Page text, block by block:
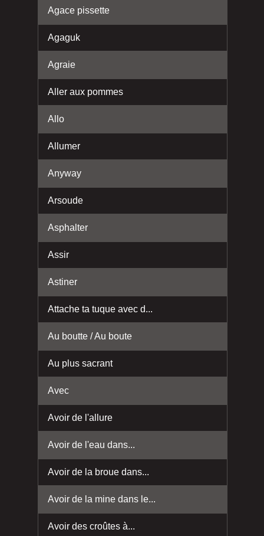
Agace pissette
Agaguk
Agraie
Aller aux pommes
Allo
Allumer
Anyway
Arsoude
Asphalter
Assir
Astiner
Attache ta tuque avec d...
Au boutte / Au boute
Au plus sacrant
Avec
Avoir de l'allure
Avoir de l'eau dans...
Avoir de la broue dans...
Avoir de la mine dans le...
Avoir des croûtes à...